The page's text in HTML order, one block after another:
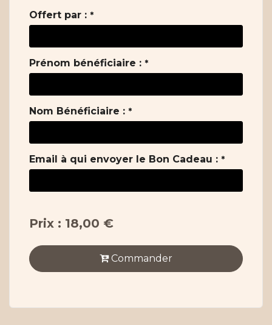
Offert par : *
Prénom bénéficiaire : *
Nom Bénéficiaire : *
Email à qui envoyer le Bon Cadeau : *
Prix : 18,00 €
Commander